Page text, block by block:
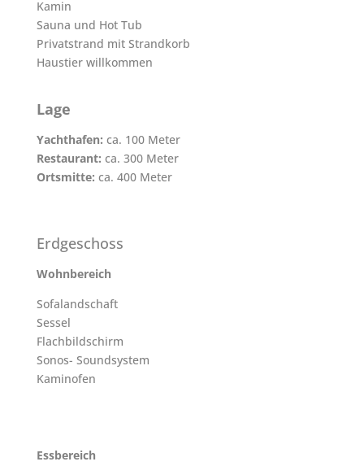
Kamin
Sauna und Hot Tub
Privatstrand mit Strandkorb
Haustier willkommen
Lage
Yachthafen: ca. 100 Meter
Restaurant: ca. 300 Meter
Ortsmitte: ca. 400 Meter
Erdgeschoss
Wohnbereich
Sofalandschaft
Sessel
Flachbildschirm
Sonos- Soundsystem
Kaminofen
Essbereich